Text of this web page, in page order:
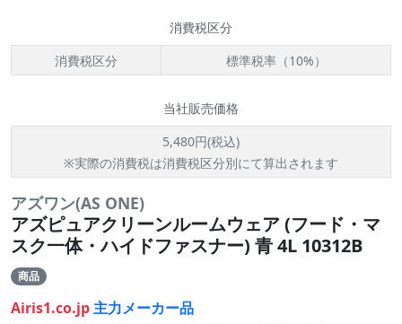
消費税区分
消費税区分
標準税率（10%）
当社販売価格
5,480円(税込)
※実際の消費税は消費税区分別にて算出されます
アズワン(AS ONE)
アズピュアクリーンルームウェア (フード・マ
スク一体・ハイドファスナー) 青 4L 10312B
商品
Airis1.co.jp主力メーカー品